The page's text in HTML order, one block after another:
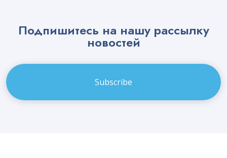
Подпишитесь на нашу рассылку
новостей
Email